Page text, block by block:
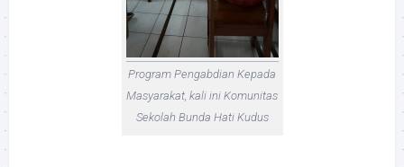
Program Pengabdian Kepada
Masyarakat, kali ini Komunitas
Sekolah Bunda Hati Kudus